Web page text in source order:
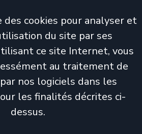
cookies pour analyser et
du site par ses
ce site Internet, vous
au traitement de
nos logiciels dans les
les finalités décrites ci-
dessus.